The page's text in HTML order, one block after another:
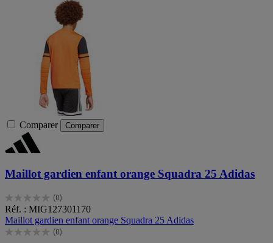
Comparer Comparer
Maillot gardien enfant orange Squadra 25 Adidas
(0)
0.0
sur
5
étoiles.
Réf. : MIG127301170
Maillot gardien enfant orange Squadra 25 Adidas
(0)
0.0